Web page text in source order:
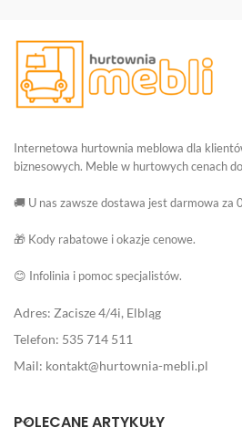
Internetowa hurtownia meblowa dla
biznesowych. Meble w hurtowych cenach
🚚 U nas zawsze dostawa jest darmowa za 0
🎁 Kody rabatowe i okazje cenowe.
😊 Infolinia i pomoc specjalistów.
Adres: Zacisze 4/4i, Elbląg
Telefon: 535 714 511
Mail: kontakt@hurtownia-mebli.pl
POLECANE ARTYKUŁY